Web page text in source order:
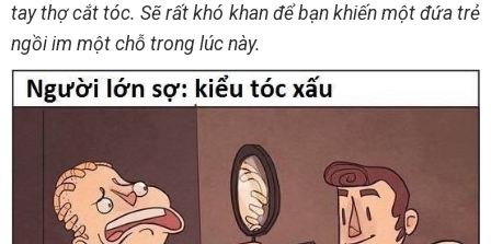
tay thợ cắt tóc. Sẽ rất khó khan để bạn khiến một đứa trẻ
ngồi im một chỗ trong lúc này.